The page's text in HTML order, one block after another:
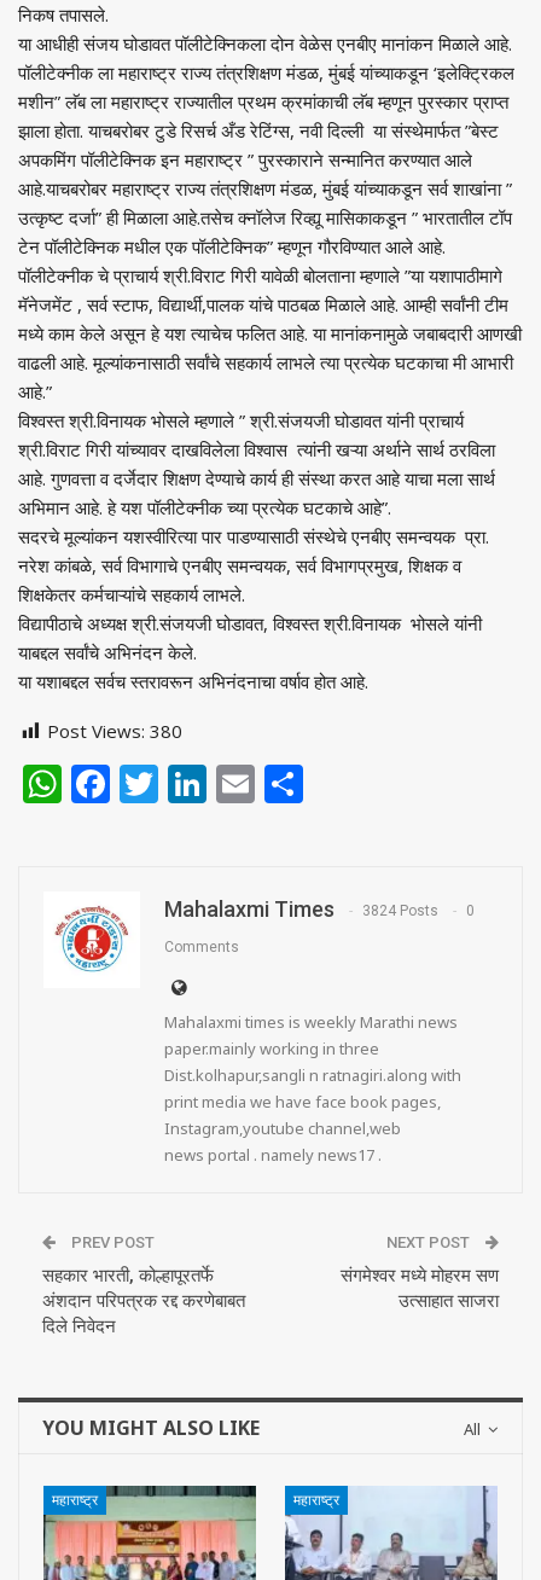
निकष तपासले.
या आधीही संजय घोडावत पॉलीटेक्निकला दोन वेळेस एनबीए मानांकन मिळाले आहे.
पॉलीटेक्नीक ला महाराष्ट्र राज्य तंत्रशिक्षण मंडळ, मुंबई यांच्याकडून ‘इलेक्ट्रिकल
मशीन” लॅब ला महाराष्ट्र राज्यातील प्रथम क्रमांकाची लॅब म्हणून पुरस्कार प्राप्त
झाला होता. याचबरोबर टुडे रिसर्च अँड रेटिंग्स, नवी दिल्ली या संस्थेमार्फत ”बेस्ट
अपकमिंग पॉलीटेक्निक इन महाराष्ट्र ” पुरस्काराने सन्मानित करण्यात आले
आहे.याचबरोबर महाराष्ट्र राज्य तंत्रशिक्षण मंडळ, मुंबई यांच्याकडून सर्व शाखांना ”
उत्कृष्ट दर्जा” ही मिळाला आहे.तसेच क्नॉलेज रिव्ह्यू मासिकाकडून ” भारतातील टॉप
टेन पॉलीटेक्निक मधील एक पॉलीटेक्निक” म्हणून गौरविण्यात आले आहे.
पॉलीटेक्नीक चे प्राचार्य श्री.विराट गिरी यावेळी बोलताना म्हणाले ”या यशापाठीमागे
मॅनेजमेंट , सर्व स्टाफ, विद्यार्थी,पालक यांचे पाठबळ मिळाले आहे. आम्ही सर्वांनी टीम
मध्ये काम केले असून हे यश त्याचेच फलित आहे. या मानांकनामुळे जबाबदारी आणखी
वाढली आहे. मूल्यांकनासाठी सर्वांचे सहकार्य लाभले त्या प्रत्येक घटकाचा मी आभारी
आहे.”
विश्वस्त श्री.विनायक भोसले म्हणाले ” श्री.संजयजी घोडावत यांनी प्राचार्य
श्री.विराट गिरी यांच्यावर दाखविलेला विश्वास त्यांनी खऱ्या अर्थाने सार्थ ठरविला
आहे. गुणवत्ता व दर्जेदार शिक्षण देण्याचे कार्य ही संस्था करत आहे याचा मला सार्थ
अभिमान आहे. हे यश पॉलीटेक्नीक च्या प्रत्येक घटकाचे आहे”.
सदरचे मूल्यांकन यशस्वीरित्या पार पाडण्यासाठी संस्थेचे एनबीए समन्वयक प्रा.
नरेश कांबळे, सर्व विभागाचे एनबीए समन्वयक, सर्व विभागप्रमुख, शिक्षक व
शिक्षकेतर कर्मचाऱ्यांचे सहकार्य लाभले.
विद्यापीठाचे अध्यक्ष श्री.संजयजी घोडावत, विश्वस्त श्री.विनायक भोसले यांनी
याबद्दल सर्वांचे अभिनंदन केले.
या यशाबद्दल सर्वच स्तरावरून अभिनंदनाचा वर्षाव होत आहे.
Post Views: 380
WhatsApp
Facebook
Twitter
LinkedIn
Email
Mahalaxmi Times 3824 Posts 0
Comments
Mahalaxmi times is weekly Marathi news
paper.mainly working in three
Dist.kolhapur,sangli n ratnagiri.along with
print media we have face book pages,
Instagram,youtube channel,web
news portal . namely news17 .
PREV POST
सहकार भारती, कोल्हापूरतर्फे
अंशदान परिपत्रक रद्द करणेबाबत
दिले निवेदन
NEXT POST
संगमेश्वर मध्ये मोहरम सण
उत्साहात साजरा
All
YOU MIGHT ALSO LIKE
महाराष्ट्र महाराष्ट्र